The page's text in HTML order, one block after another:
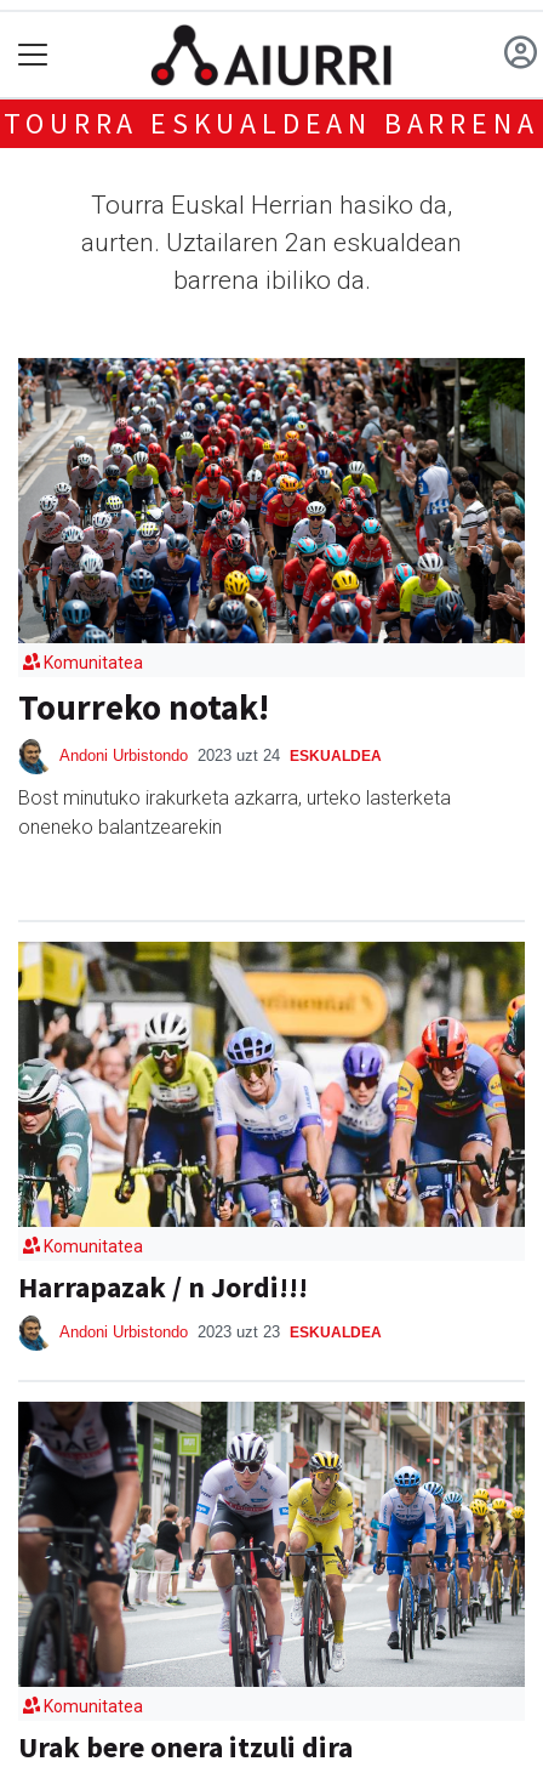
TOURRA ESKUALDEAN BARRENA
Tourra Euskal Herrian hasiko da,
aurten. Uztailaren 2an eskualdean
barrena ibiliko da.
Komunitatea
Tourreko notak!
Andoni Urbistondo 2023 uzt 24 ESKUALDEA
Bost minutuko irakurketa azkarra, urteko lasterketa
oneneko balantzearekin
Komunitatea
Harrapazak / n Jordi!!!
Andoni Urbistondo 2023 uzt 23 ESKUALDEA
Komunitatea
Urak bere onera itzuli dira